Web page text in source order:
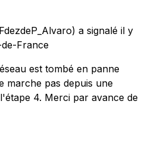
a signalé il y
France
est tombé en panne
marche pas depuis une
4. Merci par avance de